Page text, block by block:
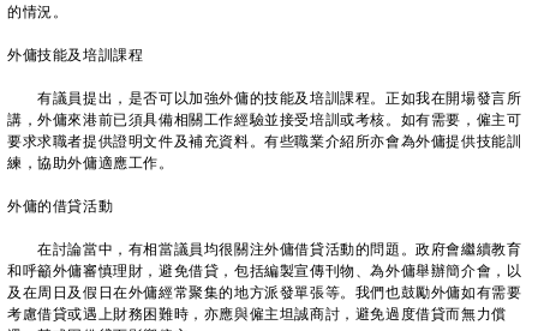
的情況。
外傭技能及培訓課程
有議員提出，是否可以加強外傭的技能及培訓課程。正如我在開場發言所
講，外傭來港前已須具備相關工作經驗並接受培訓或考核。如有需要，僱主可
要求求職者提供證明文件及補充資料。有些職業介紹所亦會為外傭提供技能訓
練，協助外傭適應工作。
外傭的借貸活動
在討論當中，有相當議員均很關注外傭借貸活動的問題。政府會繼續教育
和呼籲外傭審慎理財，避免借貸，包括編製宣傳刊物、為外傭舉辦簡介會，以
及在周日及假日在外傭經常聚集的地方派發單張等。我們也鼓勵外傭如有需要
考慮借貸或遇上財務困難時，亦應與僱主坦誠商討，避免過度借貸而無力償